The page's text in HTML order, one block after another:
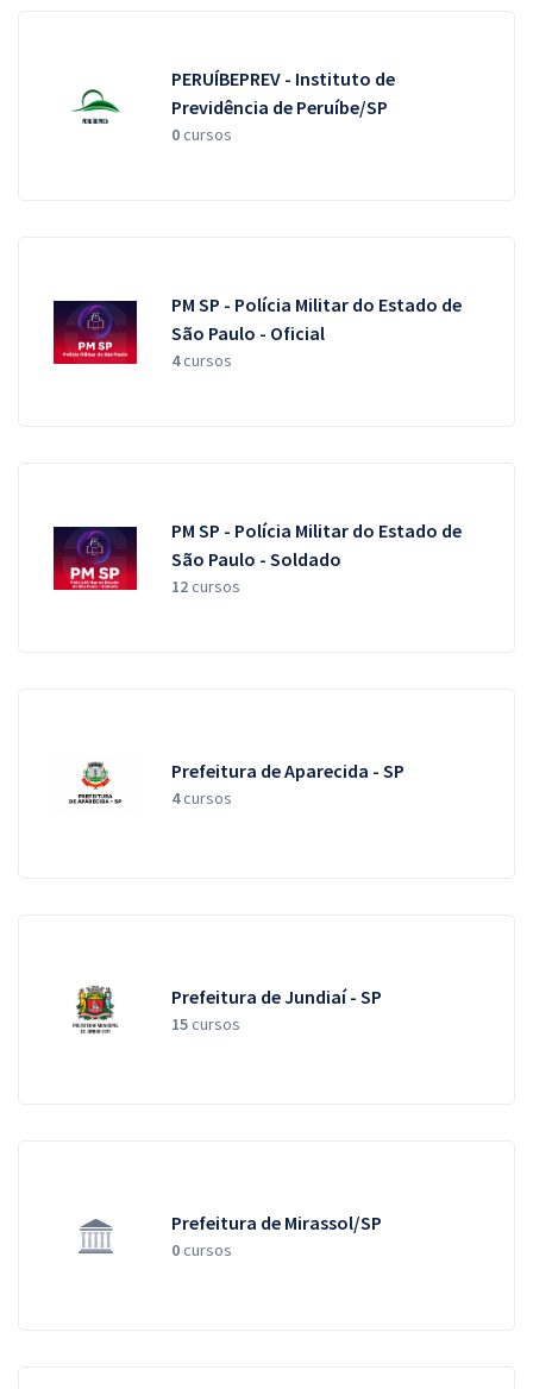
PERUÍBEPREV - Instituto de
Previdência de Peruíbe/SP
0cursos
PM SP - Polícia Militar do Estado de
São Paulo - Oficial
4cursos
PM SP - Polícia Militar do Estado de
São Paulo - Soldado
12cursos
Prefeitura de Aparecida - SP
4cursos
Prefeitura de Jundiaí - SP
15cursos
Prefeitura de Mirassol/SP
0cursos